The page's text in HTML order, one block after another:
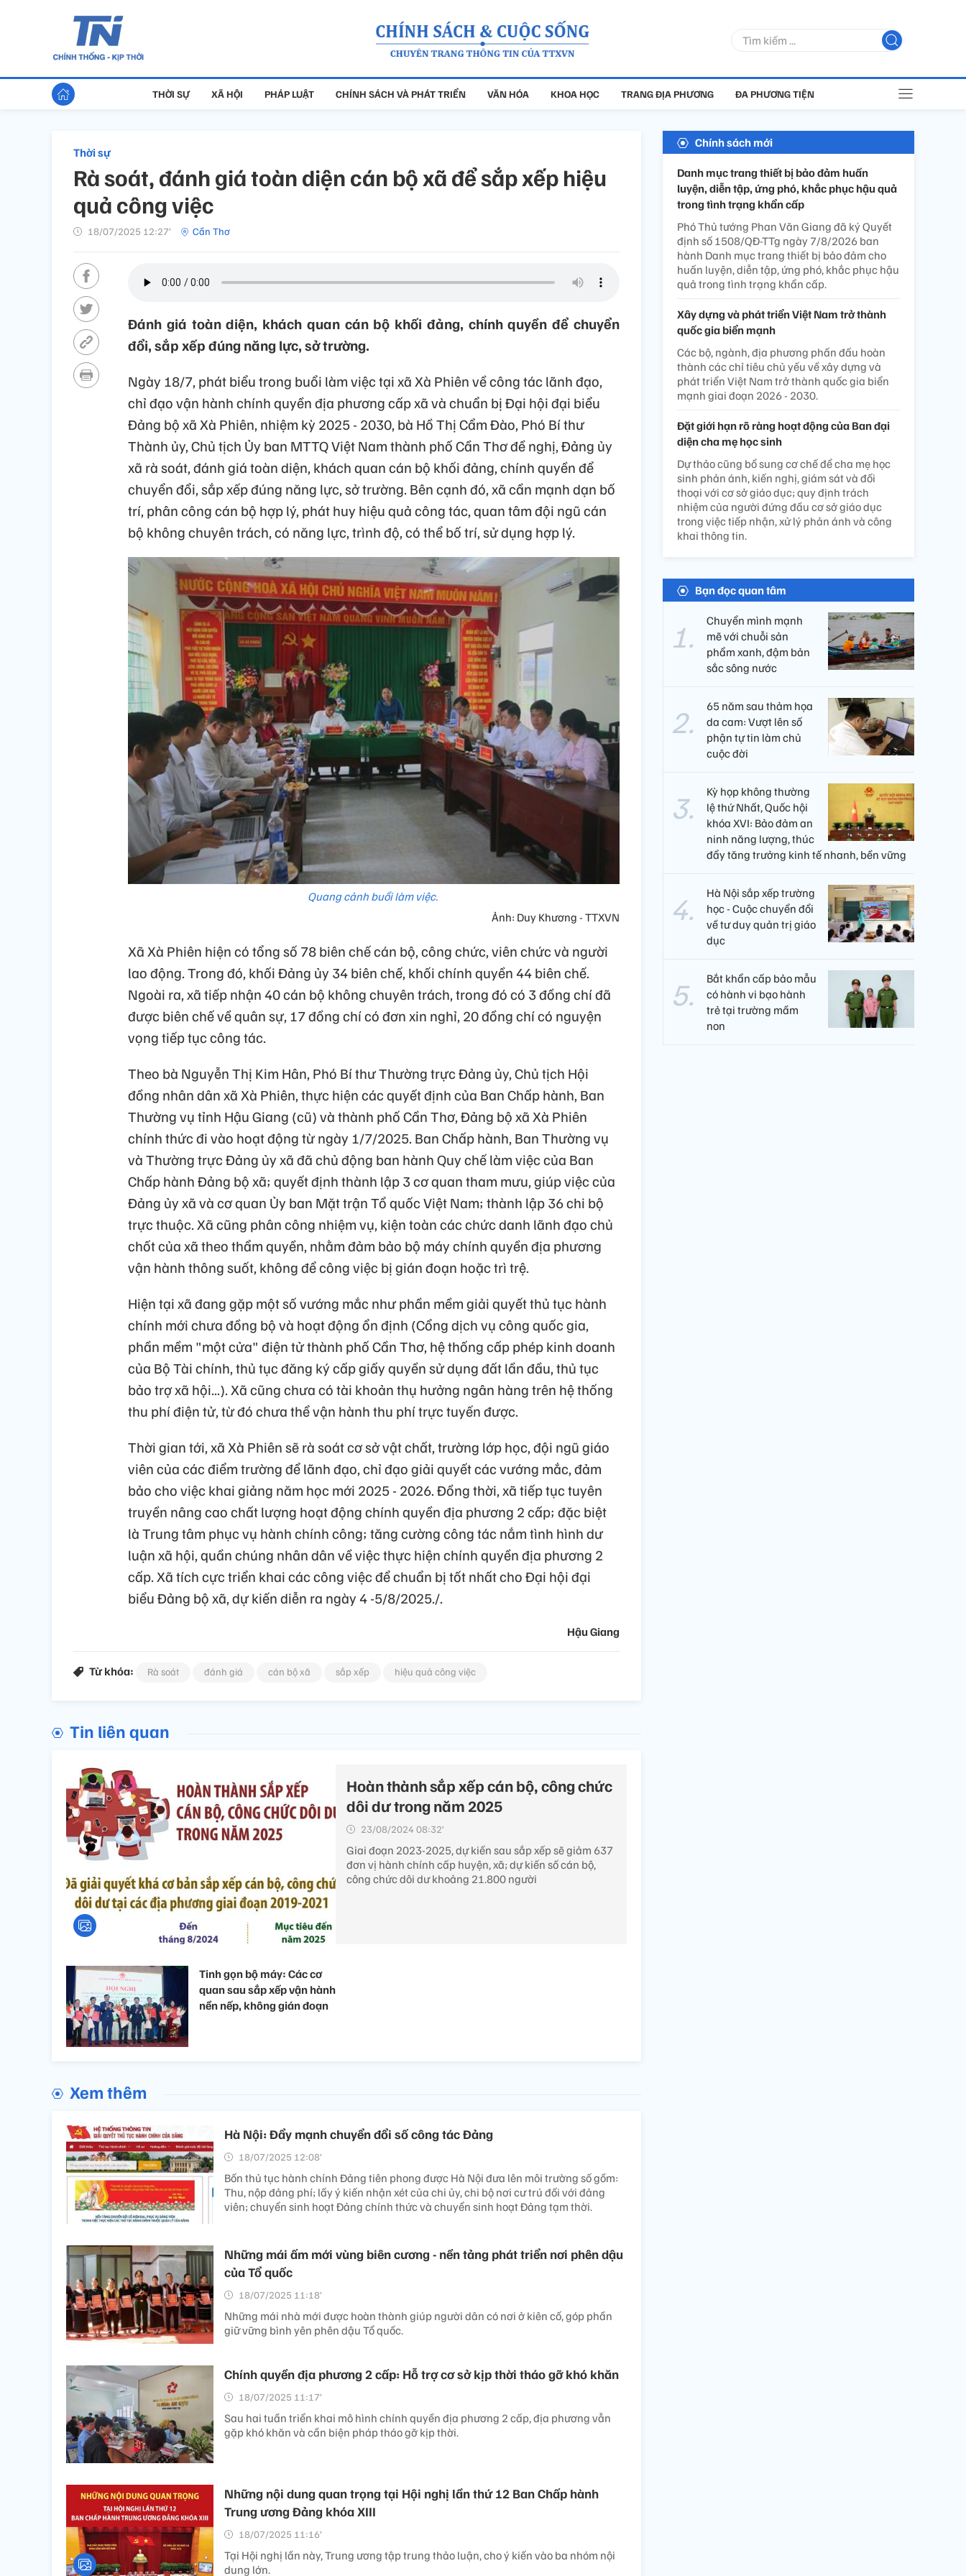
THỜI SỰ XÃ HỘI PHÁP LUẬT CHÍNH SÁCH VÀ PHÁT TRIỂN VĂN HÓA KHOA HỌC TRANG ĐỊA PHƯƠNG ĐA PHƯƠNG TIỆN
Thời sự
Rà soát, đánh giá toàn diện cán bộ xã để sắp xếp hiệu
quả công việc
18/07/2025 12:27’ Cần Thơ
Đánh giá toàn diện, khách quan cán bộ khối đảng, chính quyền để chuyển
đổi, sắp xếp đúng năng lực, sở trường.
Ngày 18/7, phát biểu trong buổi làm việc tại xã Xà Phiên về công tác lãnh đạo,
chỉ đạo vận hành chính quyền địa phương cấp xã và chuẩn bị Đại hội đại biểu
Đảng bộ xã Xà Phiên, nhiệm kỳ 2025 - 2030, bà Hồ Thị Cẩm Đào, Phó Bí thư
Thành ủy, Chủ tịch Ủy ban MTTQ Việt Nam thành phố Cần Thơ đề nghị, Đảng ủy
xã rà soát, đánh giá toàn diện, khách quan cán bộ khối đảng, chính quyền để
chuyển đổi, sắp xếp đúng năng lực, sở trường. Bên cạnh đó, xã cần mạnh dạn bố
trí, phân công cán bộ hợp lý, phát huy hiệu quả công tác, quan tâm đội ngũ cán
bộ không chuyên trách, có năng lực, trình độ, có thể bố trí, sử dụng hợp lý.
Quang cảnh buổi làm việc.
Ảnh: Duy Khương - TTXVN
Xã Xà Phiên hiện có tổng số 78 biên chế cán bộ, công chức, viên chức và người
lao động. Trong đó, khối Đảng ủy 34 biên chế, khối chính quyền 44 biên chế.
Ngoài ra, xã tiếp nhận 40 cán bộ không chuyên trách, trong đó có 3 đồng chí đã
được biên chế về quân sự, 17 đồng chí có đơn xin nghỉ, 20 đồng chí có nguyện
vọng tiếp tục công tác.
Theo bà Nguyễn Thị Kim Hân, Phó Bí thư Thường trực Đảng ủy, Chủ tịch Hội
đồng nhân dân xã Xà Phiên, thực hiện các quyết định của Ban Chấp hành, Ban
Thường vụ tỉnh Hậu Giang (cũ) và thành phố Cần Thơ, Đảng bộ xã Xà Phiên
chính thức đi vào hoạt động từ ngày 1/7/2025. Ban Chấp hành, Ban Thường vụ
và Thường trực Đảng ủy xã đã chủ động ban hành Quy chế làm việc của Ban
Chấp hành Đảng bộ xã; quyết định thành lập 3 cơ quan tham mưu, giúp việc của
Đảng ủy xã và cơ quan Ủy ban Mặt trận Tổ quốc Việt Nam; thành lập 36 chi bộ
trực thuộc. Xã cũng phân công nhiệm vụ, kiện toàn các chức danh lãnh đạo chủ
chốt của xã theo thẩm quyền, nhằm đảm bảo bộ máy chính quyền địa phương
vận hành thông suốt, không để công việc bị gián đoạn hoặc trì trệ.
Hiện tại xã đang gặp một số vướng mắc như phần mềm giải quyết thủ tục hành
chính mới chưa đồng bộ và hoạt động ổn định (Cổng dịch vụ công quốc gia,
phần mềm "một cửa" điện tử thành phố Cần Thơ, hệ thống cấp phép kinh doanh
của Bộ Tài chính, thủ tục đăng ký cấp giấy quyền sử dụng đất lần đầu, thủ tục
bảo trợ xã hội...). Xã cũng chưa có tài khoản thụ hưởng ngân hàng trên hệ thống
thu phí điện tử, từ đó chưa thể vận hành thu phí trực tuyến được.
Thời gian tới, xã Xà Phiên sẽ rà soát cơ sở vật chất, trường lớp học, đội ngũ giáo
viên của các điểm trường để lãnh đạo, chỉ đạo giải quyết các vướng mắc, đảm
bảo cho việc khai giảng năm học mới 2025 - 2026. Đồng thời, xã tiếp tục tuyên
truyền nâng cao chất lượng hoạt động chính quyền địa phương 2 cấp; đặc biệt
là Trung tâm phục vụ hành chính công; tăng cường công tác nắm tình hình dư
luận xã hội, quần chúng nhân dân về việc thực hiện chính quyền địa phương 2
cấp. Xã tích cực triển khai các công việc để chuẩn bị tốt nhất cho Đại hội đại
biểu Đảng bộ xã, dự kiến diễn ra ngày 4 -5/8/2025./.
Hậu Giang
Từ khóa: Rà soát đánh giá cán bộ xã sắp xếp hiệu quả công việc
Tin liên quan
Hoàn thành sắp xếp cán bộ, công chức
dôi dư trong năm 2025
23/08/2024 08:32’
Giai đoạn 2023-2025, dự kiến sau sắp xếp sẽ giảm 637
đơn vị hành chính cấp huyện, xã; dự kiến số cán bộ,
công chức dôi dư khoảng 21.800 người
Tinh gọn bộ máy: Các cơ
quan sau sắp xếp vận hành
nền nếp, không gián đoạn
Xem thêm
Hà Nội: Đẩy mạnh chuyển đổi số công tác Đảng
18/07/2025 12:08’
Bốn thủ tục hành chính Đảng tiên phong được Hà Nội đưa lên môi trường số gồm:
Thu, nộp đảng phí; lấy ý kiến nhận xét của chi ủy, chi bộ nơi cư trú đối với đảng
viên; chuyển sinh hoạt Đảng chính thức và chuyển sinh hoạt Đảng tạm thời.
Những mái ấm mới vùng biên cương - nền tảng phát triển nơi phên dậu
của Tổ quốc
18/07/2025 11:18’
Những mái nhà mới được hoàn thành giúp người dân có nơi ở kiên cố, góp phần
giữ vững bình yên phên dậu Tổ quốc.
Chính quyền địa phương 2 cấp: Hỗ trợ cơ sở kịp thời tháo gỡ khó khăn
18/07/2025 11:17’
Sau hai tuần triển khai mô hình chính quyền địa phương 2 cấp, địa phương vẫn
gặp khó khăn và cần biện pháp tháo gỡ kịp thời.
Những nội dung quan trọng tại Hội nghị lần thứ 12 Ban Chấp hành
Trung ương Đảng khóa XIII
18/07/2025 11:16’
Tại Hội nghị lần này, Trung ương tập trung thảo luận, cho ý kiến vào ba nhóm nội
dung lớn.
Chính sách mới
Danh mục trang thiết bị bảo đảm huấn
luyện, diễn tập, ứng phó, khắc phục hậu quả
trong tình trạng khẩn cấp
Phó Thủ tướng Phan Văn Giang đã ký Quyết
định số 1508/QĐ-TTg ngày 7/8/2026 ban
hành Danh mục trang thiết bị bảo đảm cho
huấn luyện, diễn tập, ứng phó, khắc phục hậu
quả trong tình trạng khẩn cấp.
Xây dựng và phát triển Việt Nam trở thành
quốc gia biển mạnh
Các bộ, ngành, địa phương phấn đấu hoàn
thành các chỉ tiêu chủ yếu về xây dựng và
phát triển Việt Nam trở thành quốc gia biển
mạnh giai đoạn 2026 - 2030.
Đặt giới hạn rõ ràng hoạt động của Ban đại
diện cha mẹ học sinh
Dự thảo cũng bổ sung cơ chế để cha mẹ học
sinh phản ánh, kiến nghị, giám sát và đối
thoại với cơ sở giáo dục; quy định trách
nhiệm của người đứng đầu cơ sở giáo dục
trong việc tiếp nhận, xử lý phản ánh và công
khai thông tin.
Bạn đọc quan tâm
Chuyển mình mạnh
mẽ với chuỗi sản
phẩm xanh, đậm bản
sắc sông nước
65 năm sau thảm họa
da cam: Vượt lên số
phận tự tin làm chủ
cuộc đời
Kỳ họp không thường
lệ thứ Nhất, Quốc hội
khóa XVI: Bảo đảm an
ninh năng lượng, thúc
đẩy tăng trưởng kinh tế nhanh, bền vững
Hà Nội sắp xếp trường
học - Cuộc chuyển đổi
về tư duy quản trị giáo
dục
Bắt khẩn cấp bảo mẫu
có hành vi bạo hành
trẻ tại trường mầm
non